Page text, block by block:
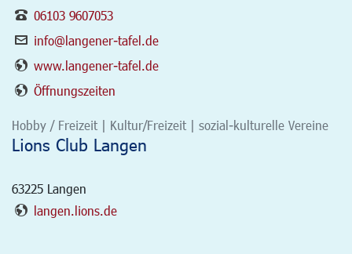
06103 9607053
info@langener-tafel.de
www.langener-tafel.de
Öffnungszeiten
Hobby / Freizeit | Kultur/Freizeit | sozial-kulturelle Vereine
Lions Club Langen
63225 Langen
langen.lions.de